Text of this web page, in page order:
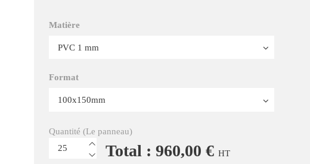
Matière
Format
Quantité (Le panneau)
Total : 960,00 € HT